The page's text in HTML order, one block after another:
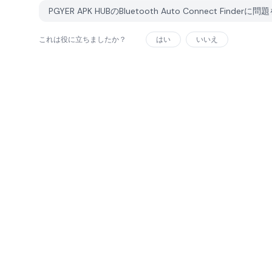
PGYER APK HUBのBluetooth Auto Connect Finderに問題
これは役に立ちましたか？ はい いいえ